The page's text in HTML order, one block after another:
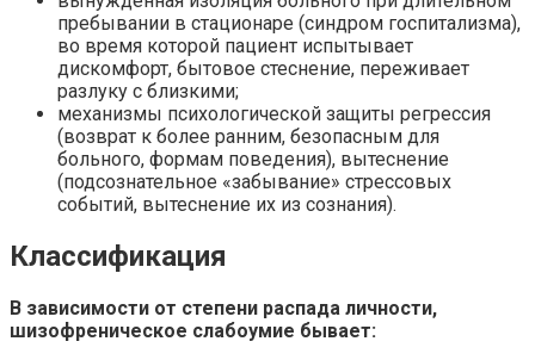
пребывании в стационаре (синдром госпитализма),
во время которой пациент испытывает
дискомфорт, бытовое стеснение, переживает
разлуку с близкими;
механизмы психологической защиты регрессия
(возврат к более ранним, безопасным для
больного, формам поведения), вытеснение
(подсознательное «забывание» стрессовых
событий, вытеснение их из сознания).
Классификация
В зависимости от степени распада личности,
шизофреническое слабоумие бывает: